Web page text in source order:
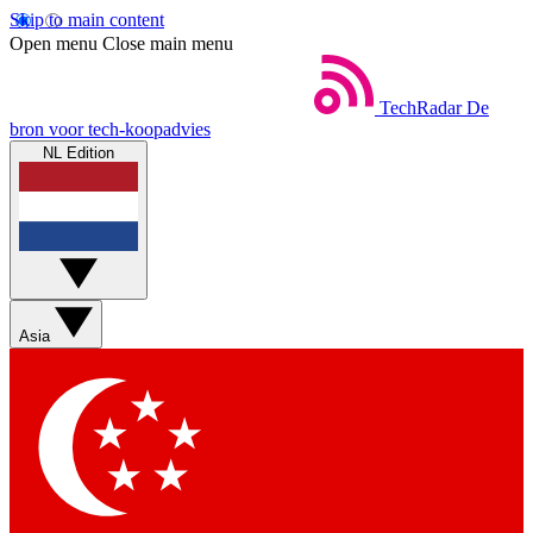
Skip to main content
Open menu Close main menu
TechRadar De
bron voor tech-koopadvies
NL Edition
Asia